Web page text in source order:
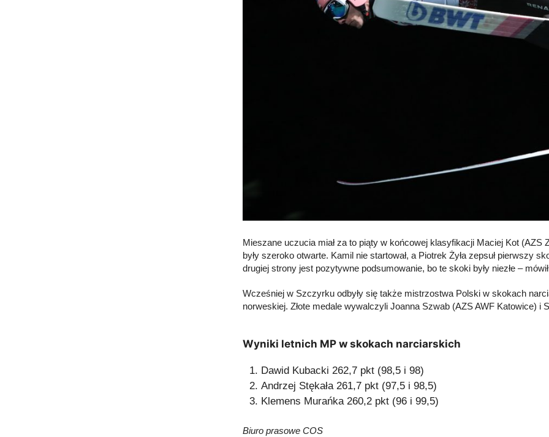
Mieszane uczucia miał za to piąty w końcowej klasyfikacji Maciej Kot
były szeroko otwarte. Kamil nie startował, a Piotrek Żyła zepsuł pierwszy
drugiej strony jest pozytywne podsumowanie, bo te skoki były niezłe –
Wcześniej w Szczyrku odbyły się także mistrzostwa Polski w skokach
norweskiej. Złote medale wywalczyli Joanna Szwab (AZS AWF Katowice)
Wyniki letnich MP w skokach narciarskich
Dawid Kubacki 262,7 pkt (98,5 i 98)
Andrzej Stękała 261,7 pkt (97,5 i 98,5)
Klemens Murańka 260,2 pkt (96 i 99,5)
Biuro prasowe COS